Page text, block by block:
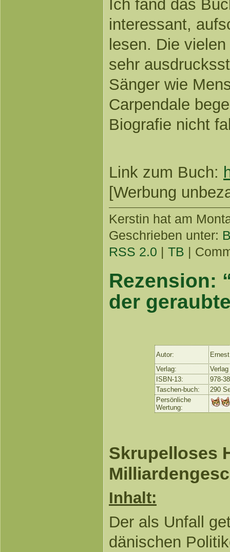
Ich fand das
interessant,
lesen. Die
sehr
Sänger wie
Carpendale
Biografie nicht
Link zum Buch:
[Werbung
Kerstin hat am
Geschrieben unter:
RSS 2.0 | TB |
Rezension:
der
Autor:
Verlag:
ISBN-13:
978-
Taschen-buch:
290
Persönliche
Wertung:
Skrupelloses
Inhalt:
Der als Unfall
dänischen